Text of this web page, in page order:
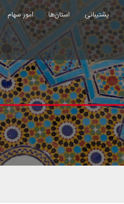
پشتیبانی استان‌ها امور سهام